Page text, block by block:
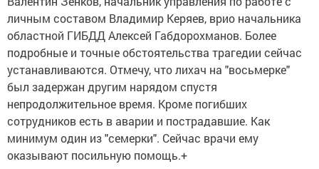
личным составом Владимир Керяев, врио начальника
областной ГИБДД Алексей Габдорохманов. Более
подробные и точные обстоятельства трагедии сейчас
устанавливаются. Отмечу, что лихач на "восьмерке"
был задержан другим нарядом спустя
непродолжительное время. Кроме погибших
сотрудников есть в аварии и пострадавшие. Как
минимум один из "семерки". Сейчас врачи ему
оказывают посильную помощь.+